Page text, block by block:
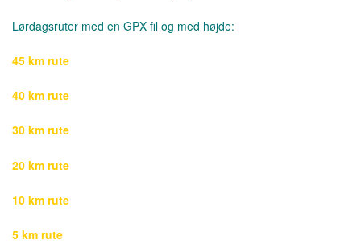
Lørdagsruter med en GPX fil og med højde:
45 km rute
40 km rute
30 km rute
20 km rute
10 km rute
5 km rute